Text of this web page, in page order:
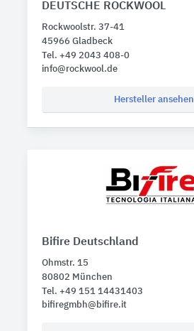
DEUTSCHE ROCKWOOL
Rockwoolstr. 37-41
45966 Gladbeck
Tel. +49 2043 408-0
info@rockwool.de
Hersteller ansehen
Bifire Deutschland
Ohmstr. 15
80802 München
Tel. +49 151 14431403
bifiregmbh@bifire.it